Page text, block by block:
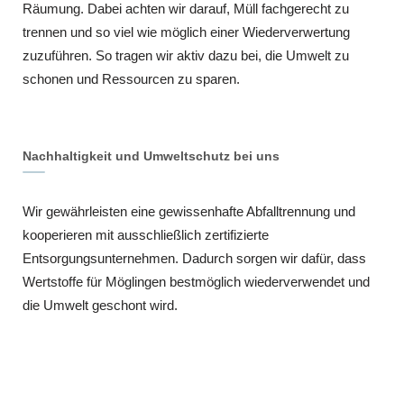
Räumung. Dabei achten wir darauf, Müll fachgerecht zu
trennen und so viel wie möglich einer Wiederverwertung
zuzuführen. So tragen wir aktiv dazu bei, die Umwelt zu
schonen und Ressourcen zu sparen.
Nachhaltigkeit und Umweltschutz bei uns
Wir gewährleisten eine gewissenhafte Abfalltrennung und
kooperieren mit ausschließlich zertifizierte
Entsorgungsunternehmen. Dadurch sorgen wir dafür, dass
Wertstoffe für Möglingen bestmöglich wiederverwendet und
die Umwelt geschont wird.